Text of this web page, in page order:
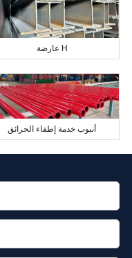
عارضة H
أنبوب خدمة إطفاء الحرائق